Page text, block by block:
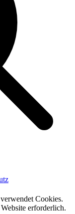
Cookies.
erforderlich.